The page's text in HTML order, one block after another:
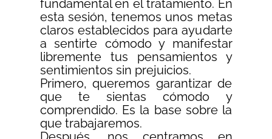
fundamental en el tratamiento. En
esta sesión, tenemos unos metas
claros establecidos para ayudarte
a sentirte cómodo y manifestar
libremente tus pensamientos y
sentimientos sin prejuicios.
Primero, queremos garantizar de
que te sientas cómodo y
comprendido. Es la base sobre la
que trabajaremos.